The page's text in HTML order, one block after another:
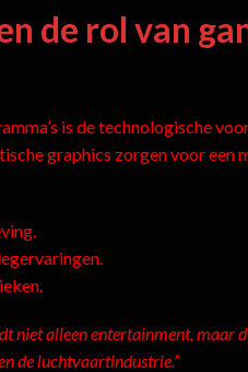
de rol van
is de technologische
graphics zorgen voor een
niet alleen entertainment, maar
de luchtvaartindustrie.”